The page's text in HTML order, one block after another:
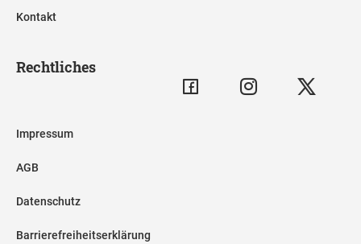
Kontakt
Rechtliches
Impressum
AGB
Datenschutz
Barrierefreiheitserklärung